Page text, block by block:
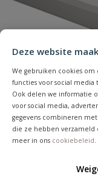
Deze website
We gebruiken cookies
functies voor social media
Ook delen we informatie
voor social media,
gegevens combineren
die ze hebben verzameld
meer in ons cookiebeleid.
Samenvatting
Beoordeling
Ubbink polyester
Aansluiting: glad |
m | Kleur: grijs